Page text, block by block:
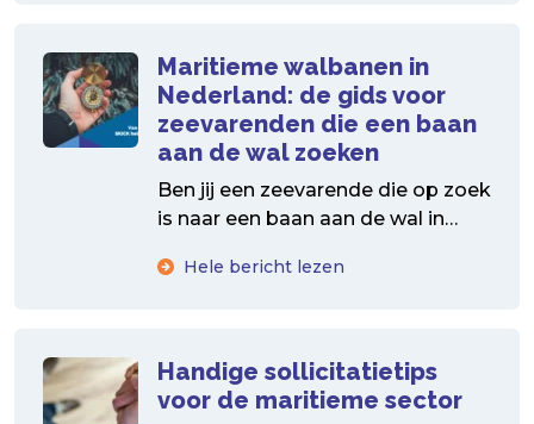
Maritieme walbanen in
Nederland: de gids voor
zeevarenden die een baan
aan de wal zoeken
Ben jij een zeevarende die op zoek
is naar een baan aan de wal in
Hele bericht lezen
Handige sollicitatietips
voor de maritieme sector